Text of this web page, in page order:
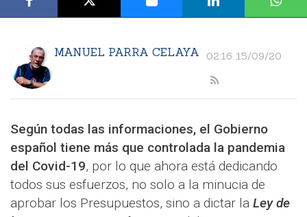
MANUEL PARRA CELAYA 02:16 15/09/20
Según todas las informaciones, el Gobierno
español tiene más que controlada la pandemia
del Covid-19, por lo que ahora está dedicando
todos sus esfuerzos, no solo a la minucia de
aprobar los Presupuestos, sino a dictar la Ley de